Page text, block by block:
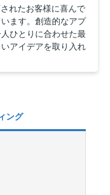
れたお客様に喜んで
ます。創造的なアプ
ひとりに合わせた最
アイデアを取り入れ
ング